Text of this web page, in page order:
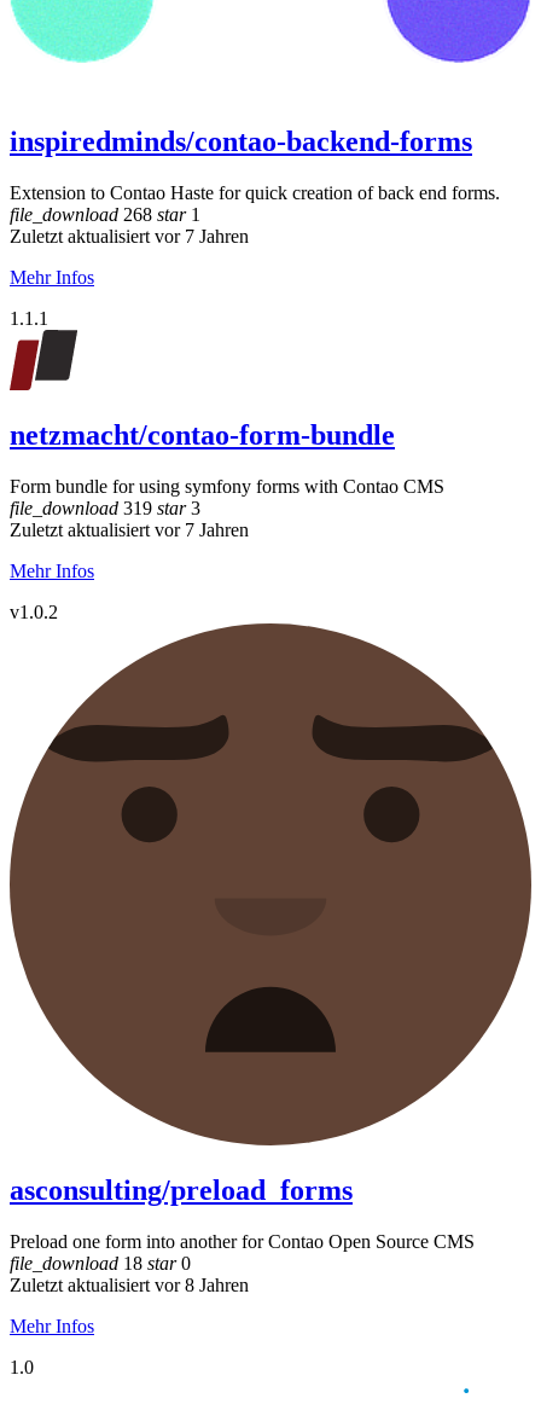
inspiredminds/contao-backend-forms
Extension to Contao Haste for quick creation of back end forms.
file_download 268 star1
Zuletzt aktualisiert vor 7 Jahren
Mehr Infos
1.1.1
netzmacht/contao-form-bundle
Form bundle for using symfony forms with Contao CMS
file_download 319 star3
Zuletzt aktualisiert vor 7 Jahren
Mehr Infos
v1.0.2
asconsulting/preload_forms
Preload one form into another for Contao Open Source CMS
file_download 18 star0
Zuletzt aktualisiert vor 8 Jahren
Mehr Infos
1.0